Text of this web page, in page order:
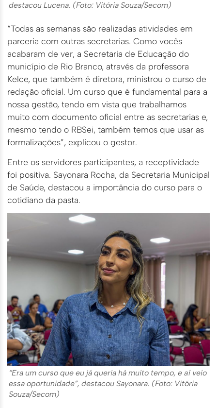
destacou Lucena. (Foto: Vitória Souza/Secom)
“Todas as semanas são realizadas atividades em
parceria com outras secretarias. Como vocês
acabaram de ver, a Secretaria de Educação do
município de Rio Branco, através da professora
Kelce, que também é diretora, ministrou o curso de
redação oficial. Um curso que é fundamental para a
nossa gestão, tendo em vista que trabalhamos
muito com documento oficial entre as secretarias e,
mesmo tendo o RBSei, também temos que usar as
formalizações”, explicou o gestor.
Entre os servidores participantes, a receptividade
foi positiva. Sayonara Rocha, da Secretaria Municipal
de Saúde, destacou a importância do curso para o
cotidiano da pasta.
“Era um curso que eu já queria há muito tempo, e aí veio
essa oportunidade”, destacou Sayonara. (Foto: Vitória
Souza/Secom)